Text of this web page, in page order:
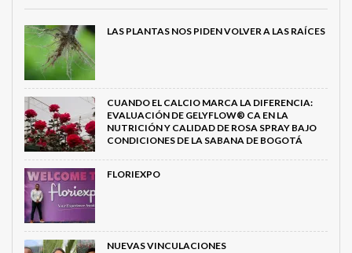
LAS PLANTAS NOS PIDEN VOLVER A LAS RAÍCES
CUANDO EL CALCIO MARCA LA DIFERENCIA:
EVALUACIÓN DE GELYFLOW® CA EN LA
NUTRICIÓN Y CALIDAD DE ROSA SPRAY BAJO
CONDICIONES DE LA SABANA DE BOGOTÁ
FLORIEXPO
NUEVAS VINCULACIONES